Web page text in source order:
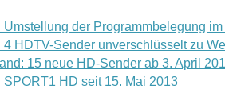
Umstellung der Programmbelegung
4 HDTV-Sender unverschlüsselt zu
15 neue HD-Sender ab 3. April
SPORT1 HD seit 15. Mai 2013